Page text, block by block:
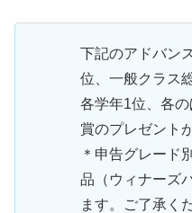
下記のアドバン
位、一般クラス
各学年1位、各
賞のプレゼント
＊申告グレード
品（ウィナーズ
ます。ご了承く